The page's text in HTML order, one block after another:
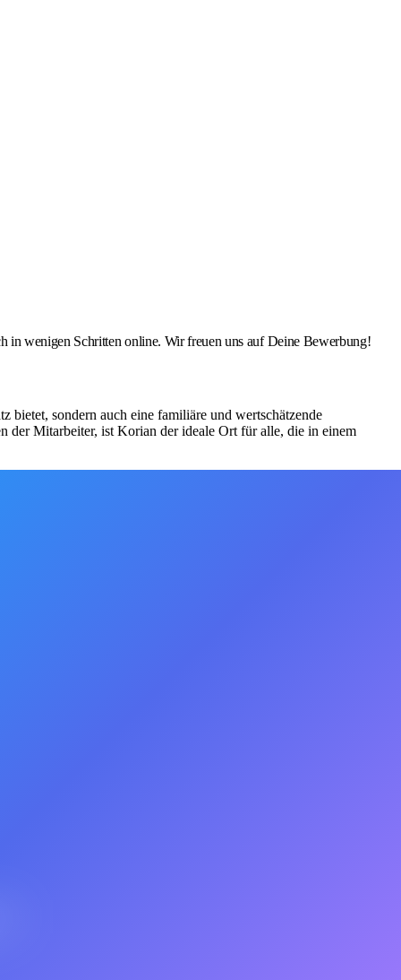
in wenigen Schritten online. Wir freuen uns auf Deine Bewerbung!
sondern auch eine familiäre und wertschätzende
der Mitarbeiter, ist Korian der ideale Ort für alle, die in einem